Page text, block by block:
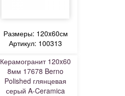
Размеры: 120x60см
Артикул: 100313
Керамогранит 120x60
8мм 17678 Berno
Polished глянцевая
серый A-Ceramica